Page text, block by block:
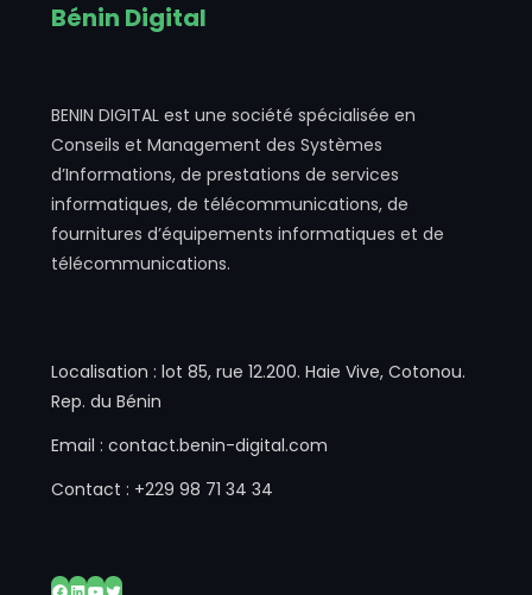
Bénin Digital
BENIN DIGITAL est une société spécialisée en
Conseils et Management des Systèmes
d’Informations, de prestations de services
informatiques, de télécommunications, de
fournitures d’équipements informatiques et de
télécommunications.
Localisation : lot 85, rue 12.200. Haie Vive, Cotonou.
Rep. du Bénin
Email : contact.benin-digital.com
Contact : +229 98 71 34 34
Facebook
LinkedIn
YouTube
Twitter